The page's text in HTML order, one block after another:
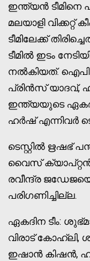
ഇന്ത്യന്‍ ടീമിനെ
മലയാളി
ടീമിലേക്ക്
ടീമിൽ ഇടം
നല്‍കിയത്.
പ്രിന്‍സ് യാദവ്,
ഇന്ത്യയുടെ
ഹര്‍ഷ് എന്നിവര്‍
ടെസ്റ്റില്‍ ഋഷഭ്
വൈസ് ക്യാപ്റ്റന്‍.
രവീന്ദ്ര ജഡേജയെ
പരിഗണിച്ചില്ല.
ഏകദിന ടീം:
വിരാട്
ഇഷാന്‍ കിഷന്‍,